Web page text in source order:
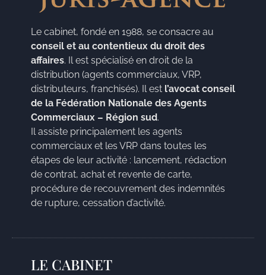
Le cabinet, fondé en 1988, se consacre au
conseil et au contentieux du droit des
affaires. Il est spécialisé en droit de la
distribution (agents commerciaux, VRP,
distributeurs, franchisés). Il est l’avocat conseil
de la Fédération Nationale des Agents
Commerciaux – Région sud.
Il assiste principalement les agents
commerciaux et les VRP dans toutes les
étapes de leur activité : lancement, rédaction
de contrat, achat et revente de carte,
procédure de recouvrement des indemnités
de rupture, cessation d’activité.
LE CABINET